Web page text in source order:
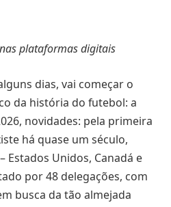
plataformas digitais
dias, vai começar o
da história do futebol: a
novidades: pela primeira
há quase um século,
Estados Unidos, Canadá e
por 48 delegações, com
busca da tão almejada